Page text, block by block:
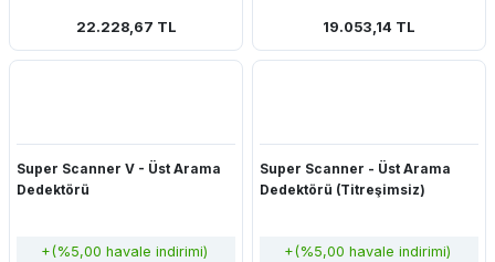
22.228,67 TL 19.053,14 TL
Super Scanner V - Üst Arama
Dedektörü
+(%5,00 havale indirimi)
Super Scanner - Üst Arama
Dedektörü (Titreşimsiz)
+(%5,00 havale indirimi)